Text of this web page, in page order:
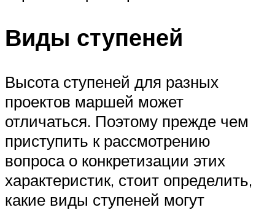
Виды ступеней
Высота ступеней для разных
проектов маршей может
отличаться. Поэтому прежде чем
приступить к рассмотрению
вопроса о конкретизации этих
характеристик, стоит определить,
какие виды ступеней могут